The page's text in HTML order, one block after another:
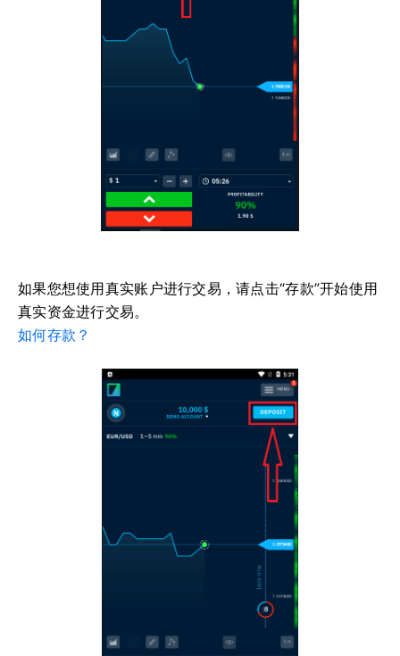
如果您想使用真实账户进行交易，请点击“存款”开始使用
真实资金进行交易。
如何存款？